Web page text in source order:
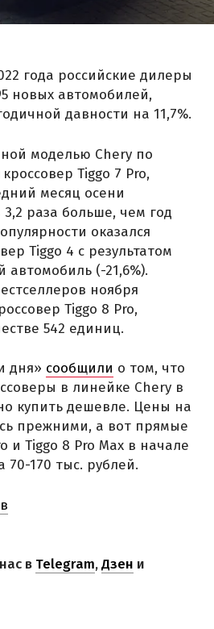
года российские дилеры
новых автомобилей,
давности на 11,7%.
моделью Chery по
Tiggo 7 Pro,
месяц осени
3,2 раза больше, чем год
оказался
Tiggo 4 с результатом
автомобиль (-21,6%).
ноября
Tiggo 8 Pro,
542 единиц.
дня» сообщили о том, что
в линейке Chery в
купить дешевле. Цены на
прежними, а вот прямые
и Tiggo 8 Pro Max в начале
170 тыс. рублей.
в Telegram,Дзен и